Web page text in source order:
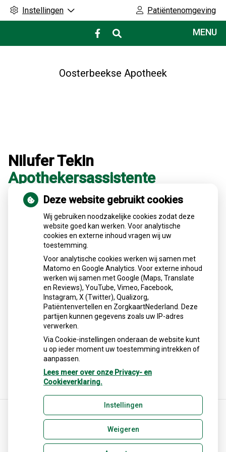
Instellingen Patiëntenomgeving
Bezoek
onze
MENU
Oosterbeekse Apotheek
Nilufer Tekin
Apothekersassistente
Terug naar overzicht
Uw Zorg Online|Beheer
Privacy verklaring
Deze website gebruikt cookies
Wij gebruiken noodzakelijke cookies zodat deze
website goed kan werken. Voor analytische
cookies en externe inhoud vragen wij uw
toestemming.
Voor analytische cookies werken wij samen met
Matomo en Google Analytics. Voor externe inhoud
werken wij samen met Google (Maps, Translate
en Reviews), YouTube, Vimeo, Facebook,
Instagram, X (Twitter), Qualizorg,
Patiëntenvertellen en ZorgkaartNederland. Deze
partijen kunnen gegevens zoals uw IP-adres
verwerken.
Via Cookie-instellingen onderaan de website kunt
u op ieder moment uw toestemming intrekken of
aanpassen.
Lees meer over onze Privacy- en
Cookieverklaring.
Instellingen
Weigeren